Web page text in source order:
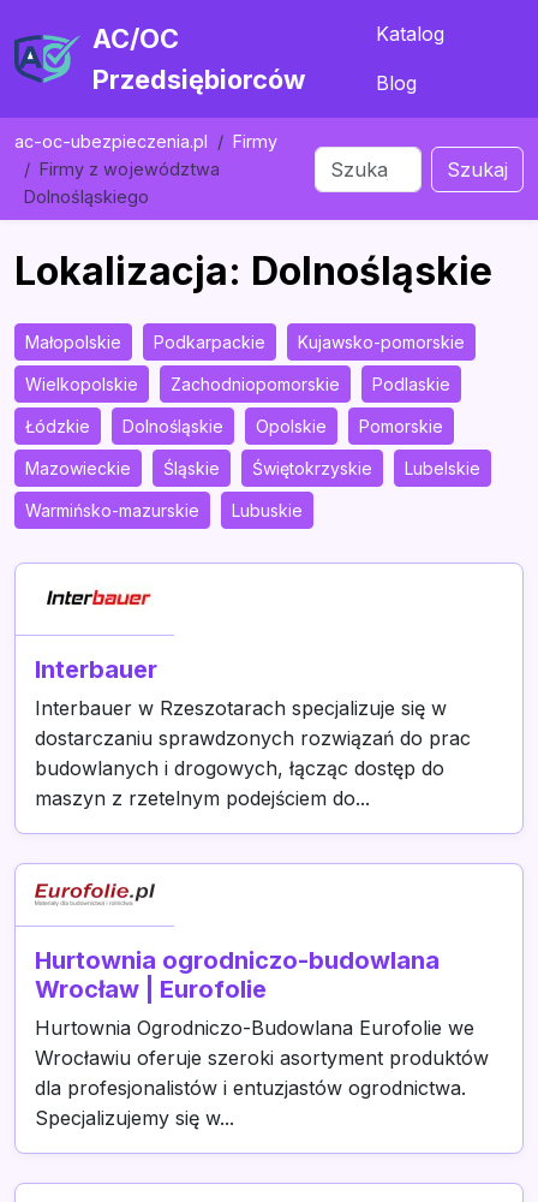
AC/OC
Przedsiębiorców
Katalog
Blog
ac-oc-ubezpieczenia.pl
Firmy
Firmy z województwa
Dolnośląskiego
Szukaj
Lokalizacja: Dolnośląskie
Małopolskie Podkarpackie Kujawsko-pomorskie
Wielkopolskie Zachodniopomorskie Podlaskie
Łódzkie Dolnośląskie Opolskie Pomorskie
Mazowieckie Śląskie Świętokrzyskie Lubelskie
Warmińsko-mazurskie Lubuskie
Interbauer
Interbauer w Rzeszotarach specjalizuje się w
dostarczaniu sprawdzonych rozwiązań do prac
budowlanych i drogowych, łącząc dostęp do
maszyn z rzetelnym podejściem do...
Hurtownia ogrodniczo-budowlana
Wrocław | Eurofolie
Hurtownia Ogrodniczo-Budowlana Eurofolie we
Wrocławiu oferuje szeroki asortyment produktów
dla profesjonalistów i entuzjastów ogrodnictwa.
Specjalizujemy się w...